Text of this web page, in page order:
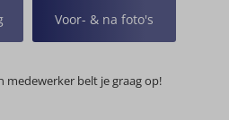
Voor- & na foto's
medewerker belt je graag op!